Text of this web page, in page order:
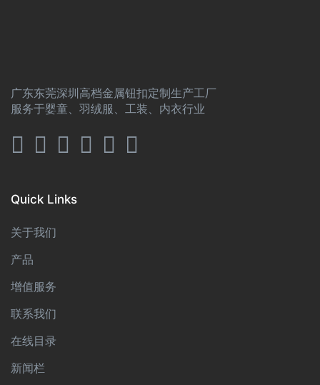
广东东莞深圳高档金属钮扣定制生产工厂
服务于婴童、羽绒服、工装、内衣行业
Quick Links
关于我们
产品
增值服务
联系我们
在线目录
新闻栏